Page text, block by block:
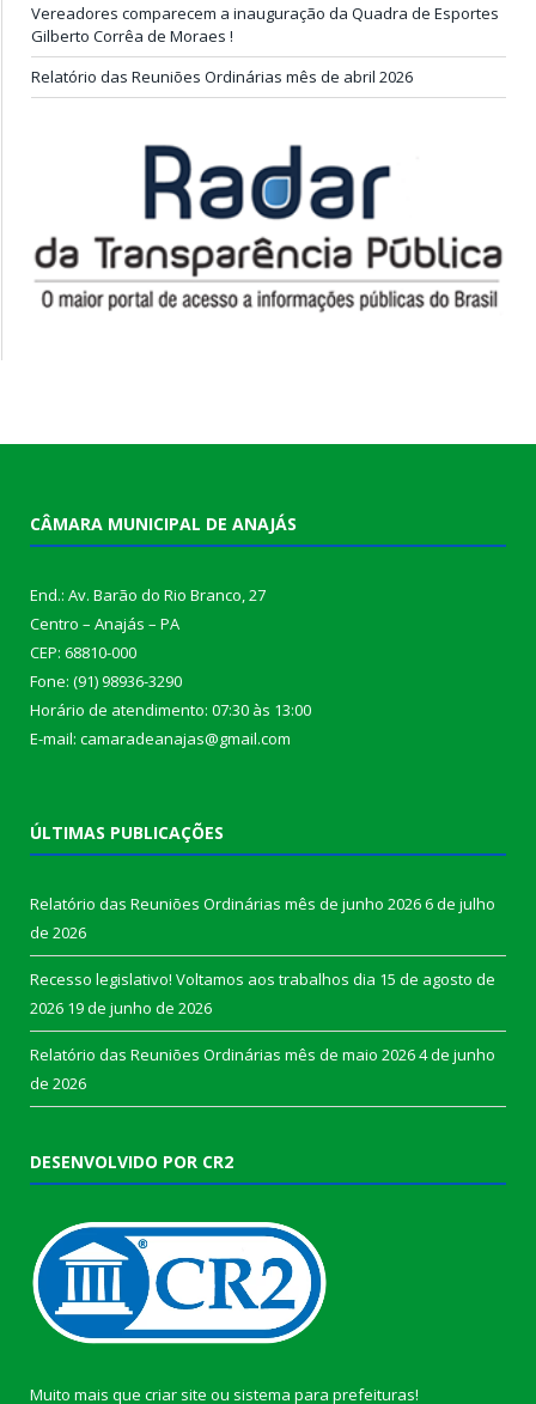
Vereadores comparecem a inauguração da Quadra de Esportes
Gilberto Corrêa de Moraes !
Relatório das Reuniões Ordinárias mês de abril 2026
CÂMARA MUNICIPAL DE ANAJÁS
End.: Av. Barão do Rio Branco, 27
Centro – Anajás – PA
CEP: 68810-000
Fone: (91) 98936-3290
Horário de atendimento: 07:30 às 13:00
E-mail: camaradeanajas@gmail.com
ÚLTIMAS PUBLICAÇÕES
Relatório das Reuniões Ordinárias mês de junho 20266 de julho
de 2026
Recesso legislativo! Voltamos aos trabalhos dia 15 de agosto de
2026 19 de junho de 2026
Relatório das Reuniões Ordinárias mês de maio 20264 de junho
de 2026
DESENVOLVIDO POR CR2
Muito mais que criar site ou sistema para prefeituras!